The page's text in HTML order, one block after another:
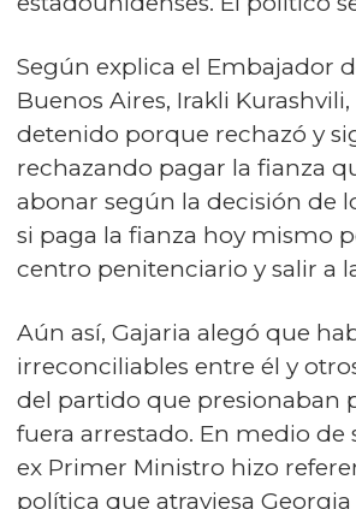
Según explica el Embajador
Buenos Aires, Irakli Kurashvili,
detenido porque rechazó y
rechazando pagar la fianza
abonar según la decisión de
si paga la fianza hoy mismo
centro penitenciario y salir a
Aún así, Gajaria alegó que
irreconciliables entre él y
del partido que presionaban
fuera arrestado. En medio de
ex Primer Ministro hizo
política que atraviesa Georgia